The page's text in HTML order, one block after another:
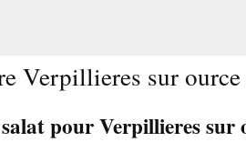
Verpillieres sur
pour Verpillieres sur